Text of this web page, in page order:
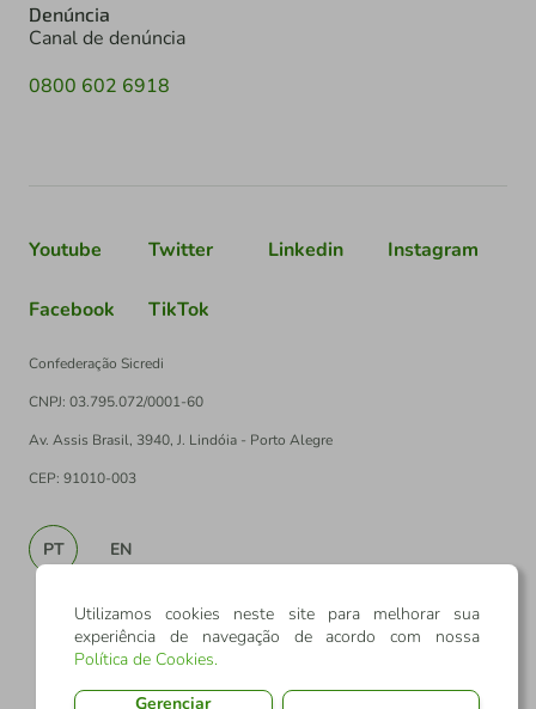
Denúncia
Canal de denúncia
0800 602 6918
Youtube Twitter Linkedin Instagram
Facebook TikTok
Confederação Sicredi
CNPJ: 03.795.072/0001-60
Av. Assis Brasil, 3940, J. Lindóia - Porto Alegre
CEP: 91010-003
PT EN
Utilizamos cookies neste site para melhorar sua
experiência de navegação de acordo com nossa
Política de Cookies.
Gerenciar